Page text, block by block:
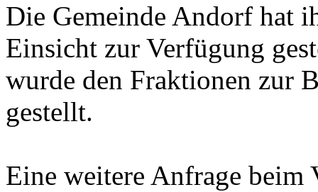
Die Gemeinde Andorf hat
Einsicht zur Verfügung
wurde den Fraktionen zur
gestellt.
Eine weitere Anfrage beim